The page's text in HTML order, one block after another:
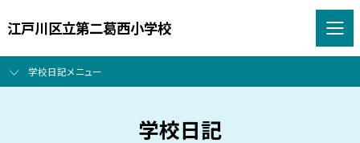
江戸川区立第二葛西小学校
学校日記メニュー
学校日記